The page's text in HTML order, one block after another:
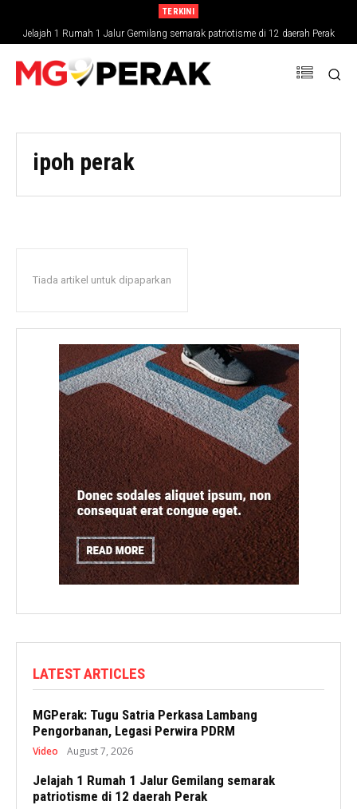
TERKINI
Jelajah 1 Rumah 1 Jalur Gemilang semarak patriotisme di 12 daerah Perak
ipoh perak
Tiada artikel untuk dipaparkan
LATEST ARTICLES
MGPerak: Tugu Satria Perkasa Lambang
Pengorbanan, Legasi Perwira PDRM
Video August 7, 2026
Jelajah 1 Rumah 1 Jalur Gemilang semarak
patriotisme di 12 daerah Perak